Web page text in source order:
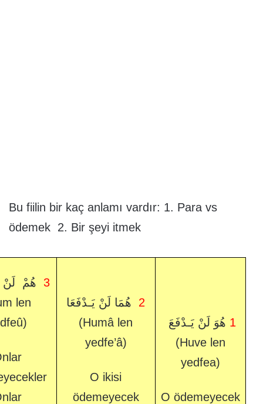
Bu fiilin bir kaç anlamı vardır: 1. Para vs
ödemek 2. Bir şeyi itmek
هُمْ لَنْ 3
len
هُمَا لَنْ يَـدْفَعَا
2
(Humâ len
yedfe’â)
O ikisi
ödemeyecek
هُوَ لَنْ يَـدْفَعَ 1
(Huve len
yedfea)
O ödemeyecek